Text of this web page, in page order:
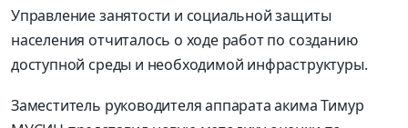
Управление занятости и социальной защиты
населения отчиталось о ходе работ по созданию
доступной среды и необходимой инфраструктуры.
Заместитель руководителя аппарата акима Тимур